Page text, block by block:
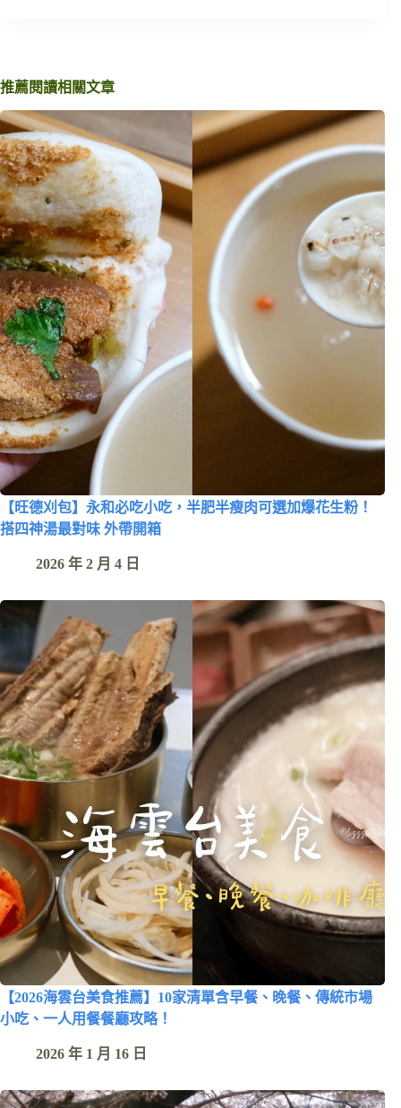
推薦閱讀相關文章
【旺德刈包】永和必吃小吃，半肥半瘦肉可選加爆花生粉！
搭四神湯最對味 外帶開箱
2026 年 2 月 4 日
【2026海雲台美食推薦】10家清單含早餐、晚餐、傳統市場
小吃、一人用餐餐廳攻略！
2026 年 1 月 16 日